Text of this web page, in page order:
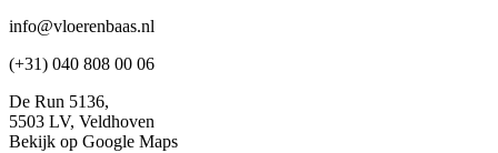
info@vloerenbaas.nl
(+31) 040 808 00 06
De Run 5136,
5503 LV, Veldhoven
Bekijk op Google Maps